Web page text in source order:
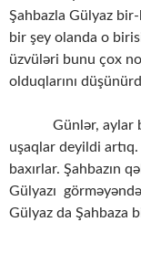
Şahbazla Gülyaz
bir şey olanda o
üzvüləri bunu çox
olduqlarını
Günlər, aylar bir-
uşaqlar deyildi
baxırlar. Şahbazın
Gülyazı
Gülyaz da Şahbaza